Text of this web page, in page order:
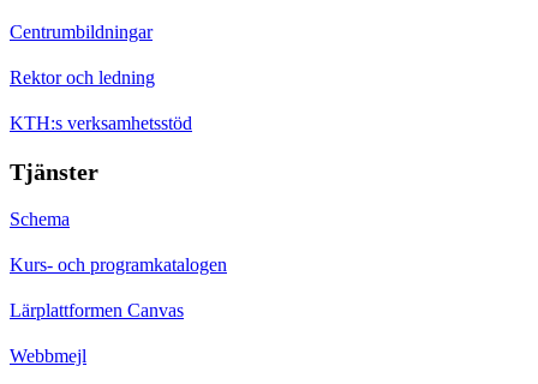
Centrumbildningar
Rektor och ledning
KTH:s verksamhetsstöd
Tjänster
Schema
Kurs- och programkatalogen
Lärplattformen Canvas
Webbmejl